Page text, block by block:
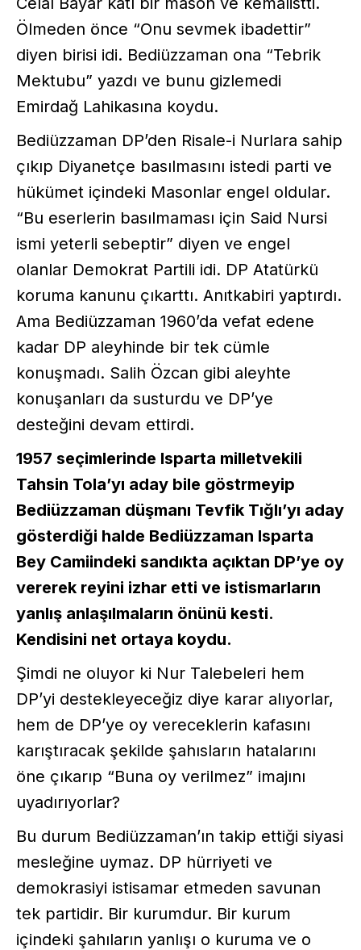
Ölmeden önce “Onu sevmek ibadettir”
diyen birisi idi. Bediüzzaman ona “Tebrik
Mektubu” yazdı ve bunu gizlemedi
Emirdağ Lahikasına koydu.
Bediüzzaman DP’den Risale-i Nurlara sahip
çıkıp Diyanetçe basılmasını istedi parti ve
hükümet içindeki Masonlar engel oldular.
“Bu eserlerin basılmaması için Said Nursi
ismi yeterli sebeptir” diyen ve engel
olanlar Demokrat Partili idi. DP Atatürkü
koruma kanunu çıkarttı. Anıtkabiri yaptırdı.
Ama Bediüzzaman 1960’da vefat edene
kadar DP aleyhinde bir tek cümle
konuşmadı. Salih Özcan gibi aleyhte
konuşanları da susturdu ve DP’ye
desteğini devam ettirdi.
1957 seçimlerinde Isparta milletvekili
Tahsin Tola’yı aday bile göstrmeyip
Bediüzzaman düşmanı Tevfik Tığlı’yı aday
gösterdiği halde Bediüzzaman Isparta
Bey Camiindeki sandıkta açıktan DP’ye oy
vererek reyini izhar etti ve istismarların
yanlış anlaşılmaların önünü kesti.
Kendisini net ortaya koydu.
Şimdi ne oluyor ki Nur Talebeleri hem
DP’yi destekleyeceğiz diye karar alıyorlar,
hem de DP’ye oy vereceklerin kafasını
karıştıracak şekilde şahısların hatalarını
öne çıkarıp “Buna oy verilmez” imajını
uyadırıyorlar?
Bu durum Bediüzzaman’ın takip ettiği siyasi
mesleğine uymaz. DP hürriyeti ve
demokrasiyi istisamar etmeden savunan
tek partidir. Bir kurumdur. Bir kurum
içindeki şahıların yanlışı o kuruma ve o